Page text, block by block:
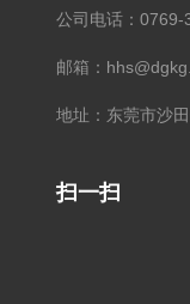
公司电话：0769-
邮箱：
地址：东莞市沙
扫一扫